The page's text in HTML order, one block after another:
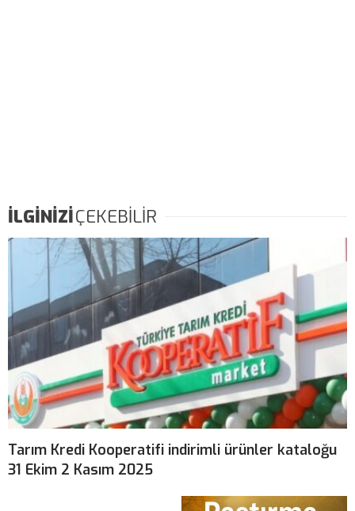
İLGİNİZİÇEKEBİLİR
Tarım Kredi Kooperatifi indirimli ürünler kataloğu
31 Ekim 2 Kasım 2025